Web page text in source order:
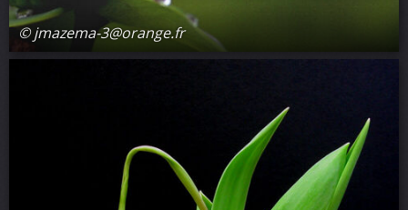
© jmazema-3@orange.fr